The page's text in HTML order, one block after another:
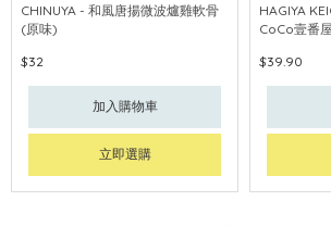
CHINUYA - 和風唐揚微波爐雞軟骨
(原味)
$32
加入購物車
立即選購
HAGIYA
CoCo壹番
$39.90